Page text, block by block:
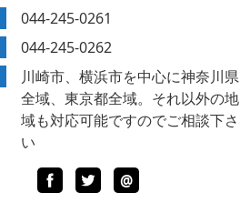
044-245-0261
044-245-0262
川崎市、横浜市を中心に神奈川県
全域、東京都全域。それ以外の地
域も対応可能ですのでご相談下さ
い
Facebook
Twitter
LINE
@